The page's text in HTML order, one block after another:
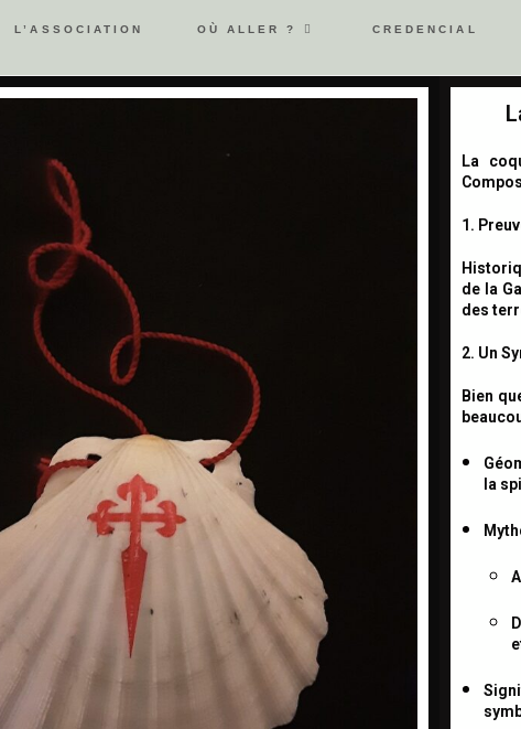
L’ASSOCIATION OÙ ALLER ? CREDENCIAL
La
La
1.
de la
des
2. Un
Bien
la